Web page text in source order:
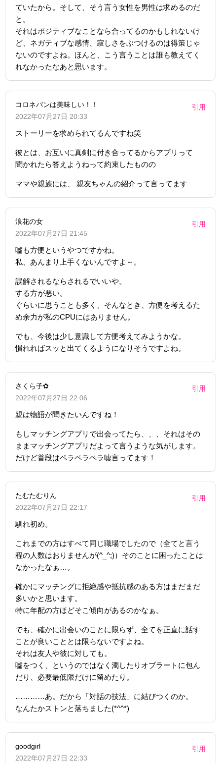
ていたから。そして、そう言う女性を男性は求めるのだ
と。
それはポジティブなことなら合ってるのかもしれないけ
ど、ネガティブな感情、寂しさをぶつけるのは得策じゃ
ないのですよね。ほんと、こう言うことは誰も教えてく
れなかったなあと思います。
コロネパンは美味しい！！
2022年07月27日 20:33
引用
ストーリーを求められてるんですね笑
彼とは、お互いに真剣に付き合ってるからアプリって
聞かれたら答えようねって約束したものの
ママや親族には、 親友ちゃんの紹介って言ってます
浪花の女
2022年07月27日 21:45
引用
嘘も方便というやつですかね。
私、あんまり上手くないんですよ～。
誤解されるならされるでいいや。
する方が悪い。
ぐらいに思うことも多く、そんなとき、方便を考えるた
め余力が私のCPUにはありません。
でも、今後は少し意識して方便考えてみようかな。
慣れればスッと出てくるようになりそうですよね。
さくら子✿
2022年07月27日 22:06
引用
親は物語が聞きたいんですね！
もしマッチングアプリで出会ってたら、、、それはその
ままマッチングアプリだよって言うような気がします。
だけど普段はペラペラペラ嘘言ってます！
たむたむりん
2022年07月27日 22:17
引用
馴れ初め。
これまでの方はすべて同じ職場でしたので（全てと言う
程の人数はおりませんが(^_^;)）そのことに困ったことは
なかったなぁ…。
確かにマッチングに拒絶感や抵抗感のある方はまだまだ
多いかと思います。
特に年配の方ほどそこ傾向があるのかなぁ。
でも、確かに出会いのことに限らず、全てを正直に話す
ことが良いこととは限らないですよね。
それは友人や彼に対しても。
嘘をつく、というのではなく濁したりオブラートに包ん
だり、必要最低限だけに留めたり。
…………あ。だから「対話の技法」に結びつくのか。
なんたかストンと落ちました(*^^*)
goodgirl
2022年07月27日 22:33
引用